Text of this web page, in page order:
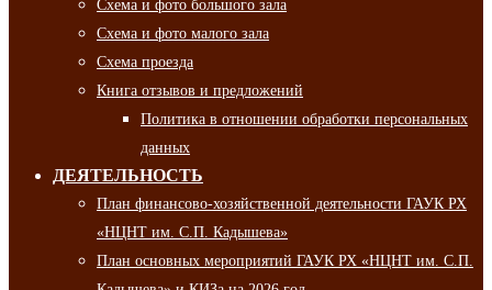
Схема и фото большого зала
Схема и фото малого зала
Схема проезда
Книга отзывов и предложений
Политика в отношении обработки персональных
данных
ДЕЯТЕЛЬНОСТЬ
План финансово-хозяйственной деятельности ГАУК РХ
«НЦНТ им. С.П. Кадышева»
План основных мероприятий ГАУК РХ «НЦНТ им. С.П.